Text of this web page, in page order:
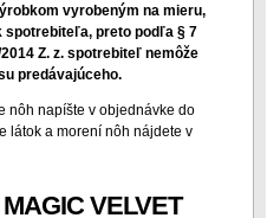
vyrobeným na mieru,
preto podľa § 7
Z. z. spotrebiteľ nemôže
predávajúceho.
nôh napíšte v objednávke do
látok a morení nôh nájdete v
VELVET